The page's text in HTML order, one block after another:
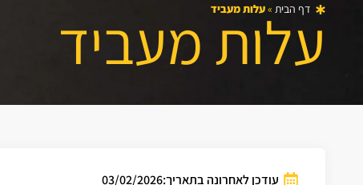
דף הבית »עלות מעביד
עלות מעביד
עודכן לאחרונה בתאריך:03/02/2026